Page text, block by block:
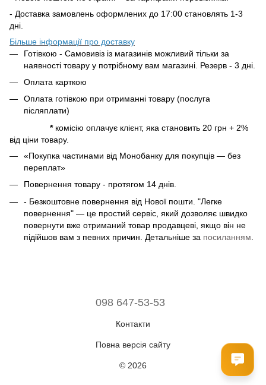
- Доставка замовлень оформлених до 17:00 становлять 1-3
дні.
Більше інформації про доставку
Готівкою - Самовивіз із магазинів можливий тільки за
наявності товару у потрібному вам магазині. Резерв - 3 дні.
Оплата карткою
Оплата готівкою при отриманні товару (послуга
післяплати)
* комісію оплачує клієнт, яка становить 20 грн + 2%
від ціни товару.
«Покупка частинами від Монобанку для покупців — без
переплат»
Повернення товару - протягом 14 днів.
- Безкоштовне повернення від Нової пошти. "Легке
повернення" — це простий сервіс, який дозволяє швидко
повернути вже отриманий товар продавцеві, якщо він не
підійшов вам з певних причин. Детальніше за посиланням
098 647-53-53
Контакти
Повна версія сайту
© 2026